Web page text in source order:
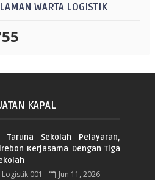
WARTA LOGISTIK
KAPAL
Taruna Sekolah Pelayaran,
Kerjasama Dengan Tiga
001 Jun 11, 2026